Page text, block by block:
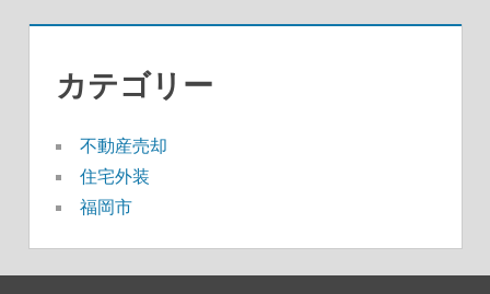
カテゴリー
不動産売却
住宅外装
福岡市